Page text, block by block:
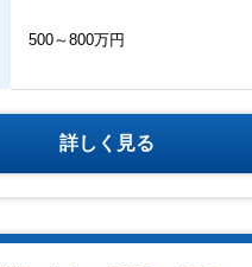
500～800万円
詳しく見る